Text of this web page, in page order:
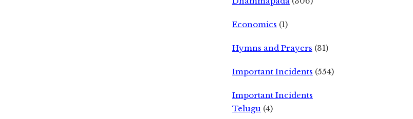
Economics (1)
Hymns and Prayers (31)
Important Incidents (554)
Important Incidents
Telugu (4)